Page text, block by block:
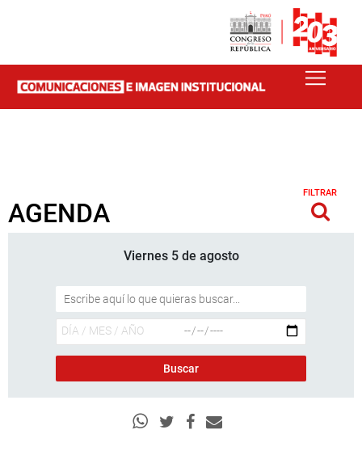
AGENDA
FILTRAR
Viernes 5 de agosto